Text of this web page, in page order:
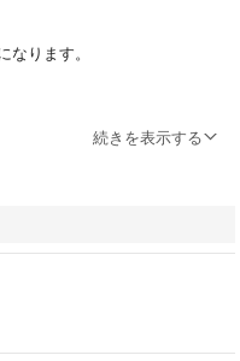
ります。
続きを表示する